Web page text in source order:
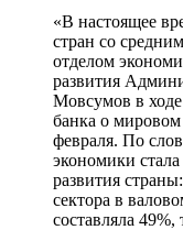
«В настоящее
стран со
отделом
развития
Мовсумов в
банка о мировом
февраля. По
экономики
развития
сектора в
составляла 49%,